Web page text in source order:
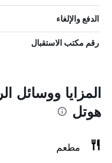
الدفع والإلغاء
رقم مكتب الاستقبال
المزايا ووسائل
هوتل
مطعم